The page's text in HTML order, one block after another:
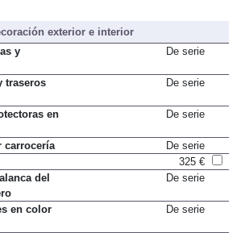
exterior e interior
y
De serie
traseros
De serie
en
De serie
carrocería
De serie
325 €
del
De serie
en color
De serie